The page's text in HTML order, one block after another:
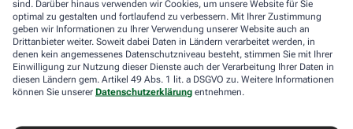
sind. Darüber hinaus verwenden wir Cookies, um unsere Website für Sie
optimal zu gestalten und fortlaufend zu verbessern. Mit Ihrer Zustimmung
geben wir Informationen zu Ihrer Verwendung unserer Website auch an
Drittanbieter weiter. Soweit dabei Daten in Ländern verarbeitet werden, in
denen kein angemessenes Datenschutzniveau besteht, stimmen Sie mit Ihrer
Einwilligung zur Nutzung dieser Dienste auch der Verarbeitung Ihrer Daten in
diesen Ländern gem. Artikel 49 Abs. 1 lit. a DSGVO zu. Weitere Informationen
können Sie unserer Datenschutzerklärung entnehmen.
Immer auf dem Laufenden bleiben –